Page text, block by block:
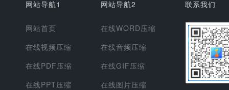
网站导航1
网站首页
在线视频压缩
在线PDF压缩
在线PPT压缩
网站导航2
在线WORD压缩
在线音频压缩
在线GIF压缩
在线图片压缩
联系我们